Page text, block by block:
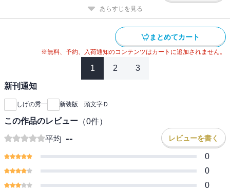
あらすじを見る
まとめてカート
※無料、予約、入荷通知のコンテンツはカートに追加されません。
1 2 3
新刊通知
しげの秀一 新装版 頭文字Ｄ
この作品のレビュー （0件）
平均 -- レビューを書く
0
0
0